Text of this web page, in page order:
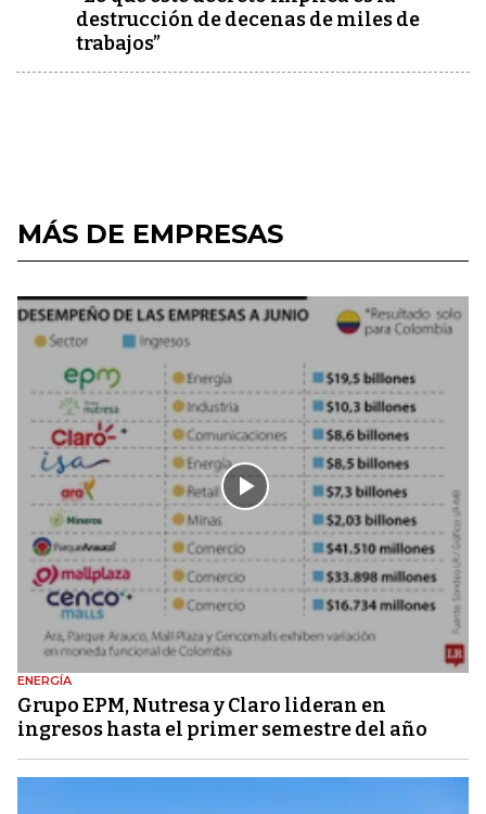
destrucción de decenas de miles de
trabajos”
MÁS DE EMPRESAS
ENERGÍA
Grupo EPM, Nutresa y Claro lideran en
ingresos hasta el primer semestre del año